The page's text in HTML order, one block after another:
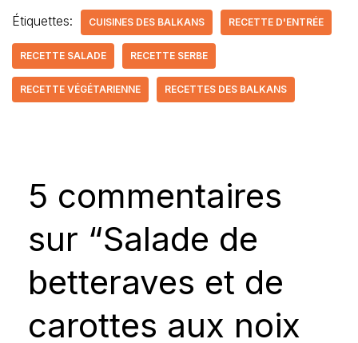
Étiquettes: CUISINES DES BALKANS RECETTE D'ENTRÉE
RECETTE SALADE RECETTE SERBE
RECETTE VÉGÉTARIENNE RECETTES DES BALKANS
5 commentaires
sur “Salade de
betteraves et de
carottes aux noix